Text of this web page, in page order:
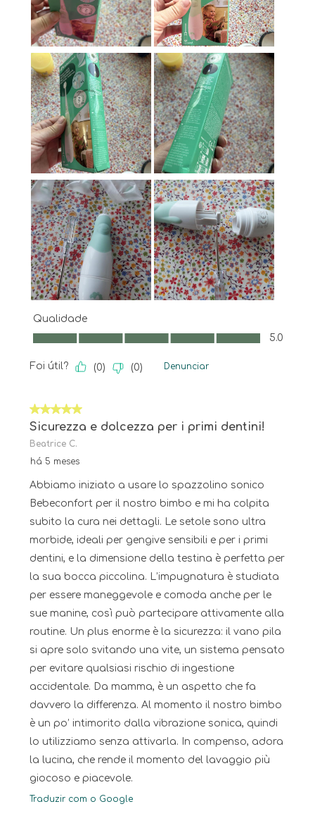
Qualidade
Qualidade, 5.0 em 5
5.0
Foi útil? (0) (0) Denunciar
5 em 5 estrelas.
Sicurezza e dolcezza per i primi dentini!
Beatrice C.
há 5 meses
Abbiamo iniziato a usare lo spazzolino sonico
Bebeconfort per il nostro bimbo e mi ha colpita
subito la cura nei dettagli. Le setole sono ultra
morbide, ideali per gengive sensibili e per i primi
dentini, e la dimensione della testina è perfetta per
la sua bocca piccolina. L’impugnatura è studiata
per essere maneggevole e comoda anche per le
sue manine, così può partecipare attivamente alla
routine. Un plus enorme è la sicurezza: il vano pila
si apre solo svitando una vite, un sistema pensato
per evitare qualsiasi rischio di ingestione
accidentale. Da mamma, è un aspetto che fa
davvero la differenza. Al momento il nostro bimbo
è un po’ intimorito dalla vibrazione sonica, quindi
lo utilizziamo senza attivarla. In compenso, adora
la lucina, che rende il momento del lavaggio più
giocoso e piacevole.
Traduzir com o Google